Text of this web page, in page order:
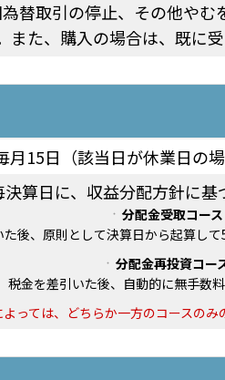
替取引の停止、その他や
また、購入の場合は、既に
月15日（該当日が休業日の
算日に、収益分配方針に
分配金受取コース
後、原則として決算日から起算し
分配金再投資コー
税金を差引いた後、自動的に無手数
っては、どちらか一方のコースの